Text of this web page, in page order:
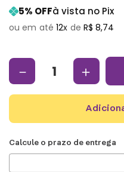
5% OFFà vista no Pix
12 R$ 8,74
＋
－